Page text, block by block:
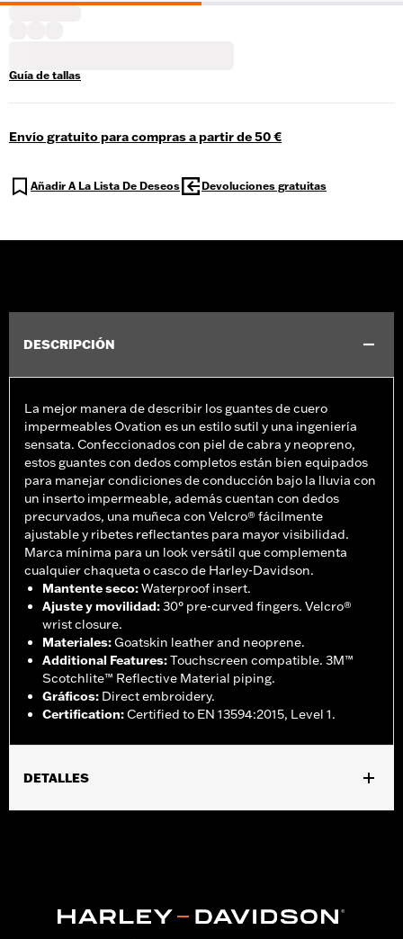
Guía de tallas
Envío gratuito para compras a partir de 50 €
Añadir A La Lista De Deseos Devoluciones gratuitas
DESCRIPCIÓN
La mejor manera de describir los guantes de cuero
impermeables Ovation es un estilo sutil y una ingeniería
sensata. Confeccionados con piel de cabra y neopreno,
estos guantes con dedos completos están bien equipados
para manejar condiciones de conducción bajo la lluvia con
un inserto impermeable, además cuentan con dedos
precurvados, una muñeca con Velcro® fácilmente
ajustable y ribetes reflectantes para mayor visibilidad.
Marca mínima para un look versátil que complementa
cualquier chaqueta o casco de Harley-Davidson.
Mantente seco:Waterproof insert.
Ajuste y movilidad:30° pre-curved fingers. Velcro®
wrist closure.
Materiales:Goatskin leather and neoprene.
Additional Features:Touchscreen compatible. 3M™
Scotchlite™ Reflective Material piping.
Gráficos: Direct embroidery.
Certification:Certified to EN 13594:2015, Level 1.
DETALLES
GARANTÍA: 2 year limited warranty – Go towww.h-